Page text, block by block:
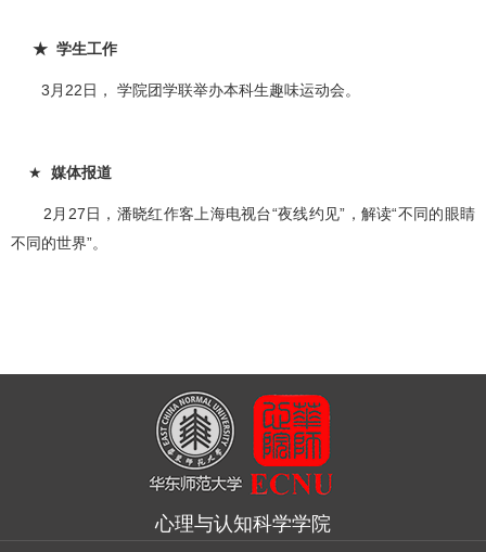
★ 学生工作
3月22日， 学院团学联举办本科生趣味运动会。
★ 媒体报道
2月27日，潘晓红作客上海电视台“夜线约见”，解读“不同的眼睛
不同的世界”。
心理与认知科学学院